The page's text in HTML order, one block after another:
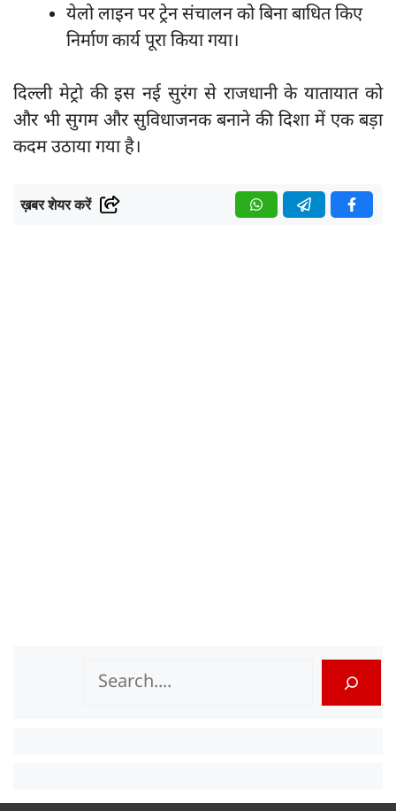
येलो लाइन पर ट्रेन संचालन को बिना बाधित किए
निर्माण कार्य पूरा किया गया।
दिल्ली मेट्रो की इस नई सुरंग से राजधानी के यातायात को
और भी सुगम और सुविधाजनक बनाने की दिशा में एक बड़ा
कदम उठाया गया है।
ख़बर शेयर करें